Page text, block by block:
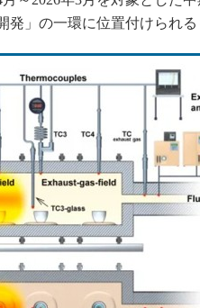
」の一環に位置付けられる